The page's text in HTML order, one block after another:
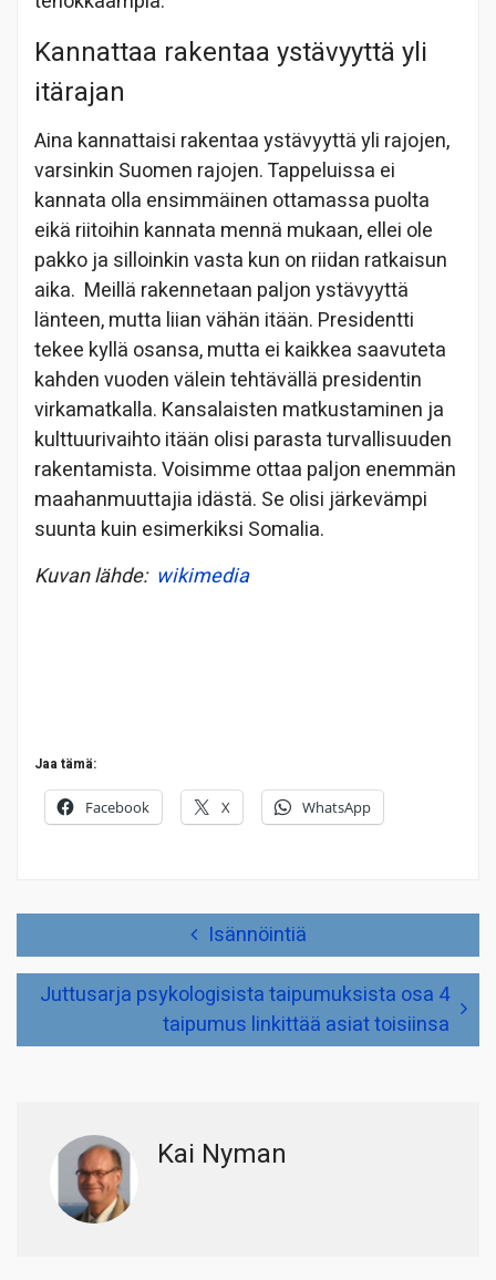
Kannattaa rakentaa ystävyyttä yli
itärajan
Aina kannattaisi rakentaa ystävyyttä yli rajojen,
varsinkin Suomen rajojen. Tappeluissa ei
kannata olla ensimmäinen ottamassa puolta
eikä riitoihin kannata mennä mukaan, ellei ole
pakko ja silloinkin vasta kun on riidan ratkaisun
aika. Meillä rakennetaan paljon ystävyyttä
länteen, mutta liian vähän itään. Presidentti
tekee kyllä osansa, mutta ei kaikkea saavuteta
kahden vuoden välein tehtävällä presidentin
virkamatkalla. Kansalaisten matkustaminen ja
kulttuurivaihto itään olisi parasta turvallisuuden
rakentamista. Voisimme ottaa paljon enemmän
maahanmuuttajia idästä. Se olisi järkevämpi
suunta kuin esimerkiksi Somalia.
Kuvan lähde: wikimedia
Jaa tämä:
Facebook X WhatsApp
Isännöintiä
Juttusarja psykologisista taipumuksista osa 4
taipumus linkittää asiat toisiinsa
Kai Nyman